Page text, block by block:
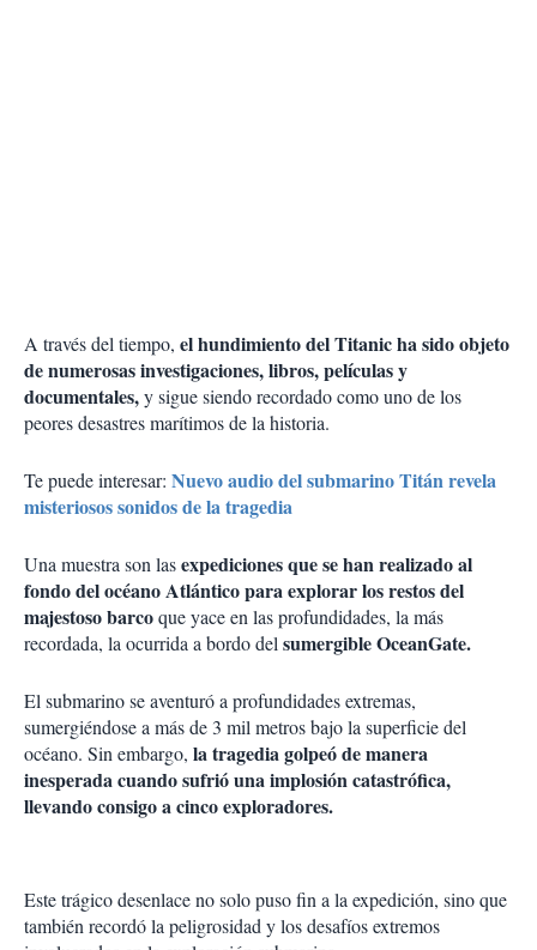
A través del tiempo, el hundimiento del Titanic ha sido objeto
de numerosas investigaciones, libros, películas y
documentales,y sigue siendo recordado como uno de los
peores desastres marítimos de la historia.
Te puede interesar: Nuevo audio del submarino Titán revela
misteriosos sonidos de la tragedia
Una muestra son lasexpediciones que se han realizado al
fondo del océano Atlántico para explorar los restos del
majestoso barcoque yace en las profundidades, la más
recordada, la ocurrida a bordo delsumergible OceanGate.
El submarino se aventuró a profundidades extremas,
sumergiéndose a más de 3 mil metros bajo la superficie del
océano. Sin embargo, la tragedia golpeó de manera
inesperada cuando sufrió una implosión catastrófica,
llevando consigo a cinco exploradores.
Este trágico desenlace no solo puso fin a la expedición, sino que
también recordó la peligrosidad y los desafíos extremos